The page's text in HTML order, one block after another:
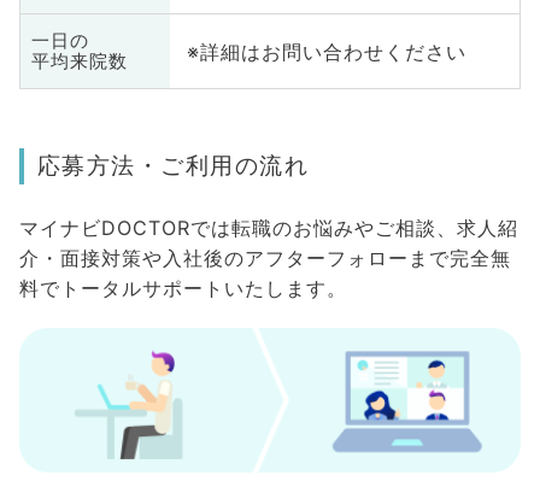
一日の
平均来院数
※詳細はお問い合わせください
応募方法・ご利用の流れ
マイナビDOCTORでは転職のお悩みやご相談、求人紹
介・面接対策や入社後のアフターフォローまで完全無
料でトータルサポートいたします。